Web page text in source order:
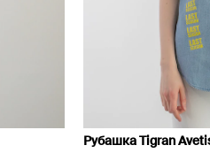
Рубашка Tigran